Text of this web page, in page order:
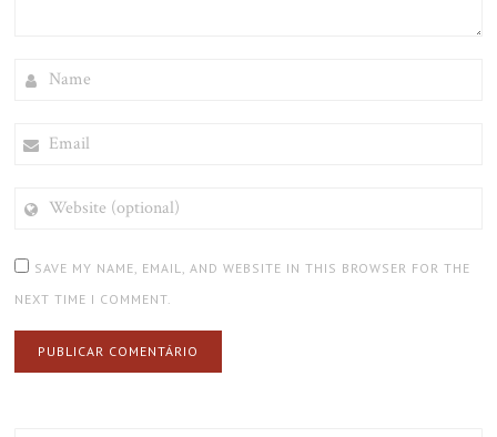
(OPTIONAL)
SAVE MY NAME, EMAIL, AND WEBSITE IN THIS BROWSER FOR THE
NEXT TIME I COMMENT.